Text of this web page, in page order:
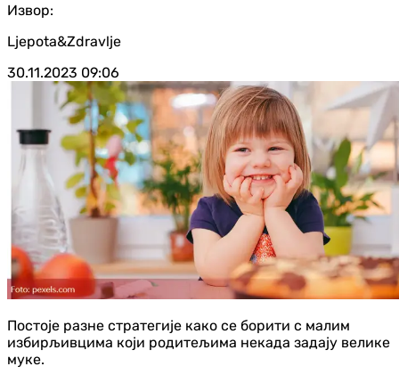
Извор:
Ljepota&Zdravlje
30.11.2023 09:06
Постоје разне стратегије како се борити с малим
избирљивцима који родитељима некада задају велике
муке.